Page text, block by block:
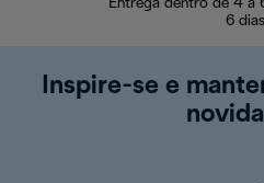
Entrega dentro de 4 a
6 dias
Inspire-se e